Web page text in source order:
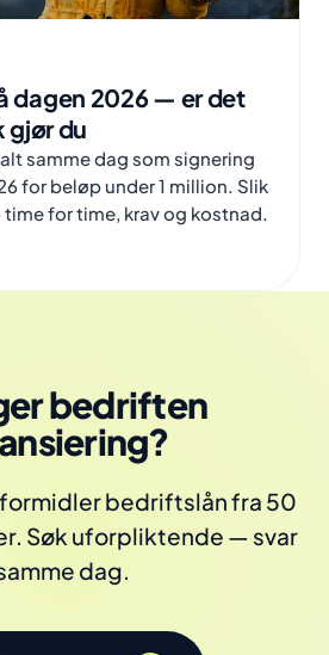
dagen 2026 — er det
gjør du
samme dag som signering
for beløp under 1 million. Slik
for time, krav og kostnad.
bedriften
bedriftslån fra 50
Søk uforpliktende — svar
dag.